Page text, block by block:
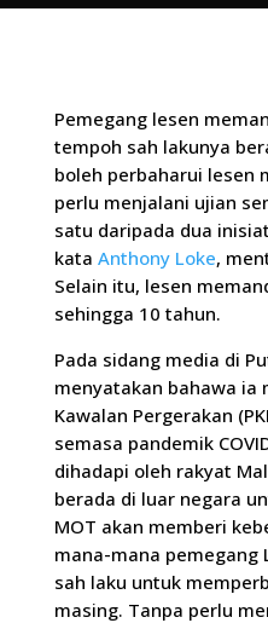
Pemegang lesen
tempoh sah lakunya
boleh perbaharui lesen
perlu menjalani ujian
satu daripada dua
kata Anthony Loke,
Selain itu, lesen
sehingga 10 tahun.
Pada sidang media di
menyatakan bahawa ia
Kawalan Pergerakan
semasa pandemik
dihadapi oleh rakyat
berada di luar negara
MOT akan memberi
mana-mana pemegang
sah laku untuk
masing. Tanpa perlu